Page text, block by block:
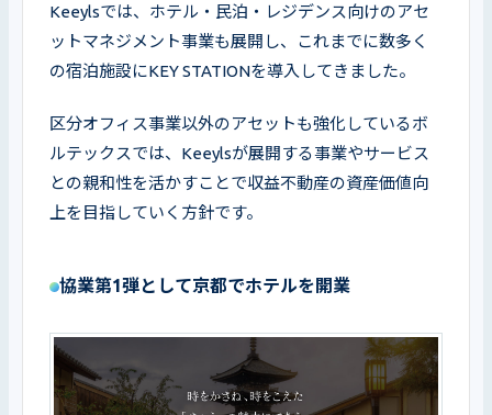
Keeylsでは、ホテル・民泊・レジデンス向けのアセ
ットマネジメント事業も展開し、これまでに数多く
の宿泊施設にKEY STATIONを導入してきました。
区分オフィス事業以外のアセットも強化しているボ
ルテックスでは、Keeylsが展開する事業やサービス
との親和性を活かすことで収益不動産の資産価値向
上を目指していく方針です。
協業第1弾として京都でホテルを開業